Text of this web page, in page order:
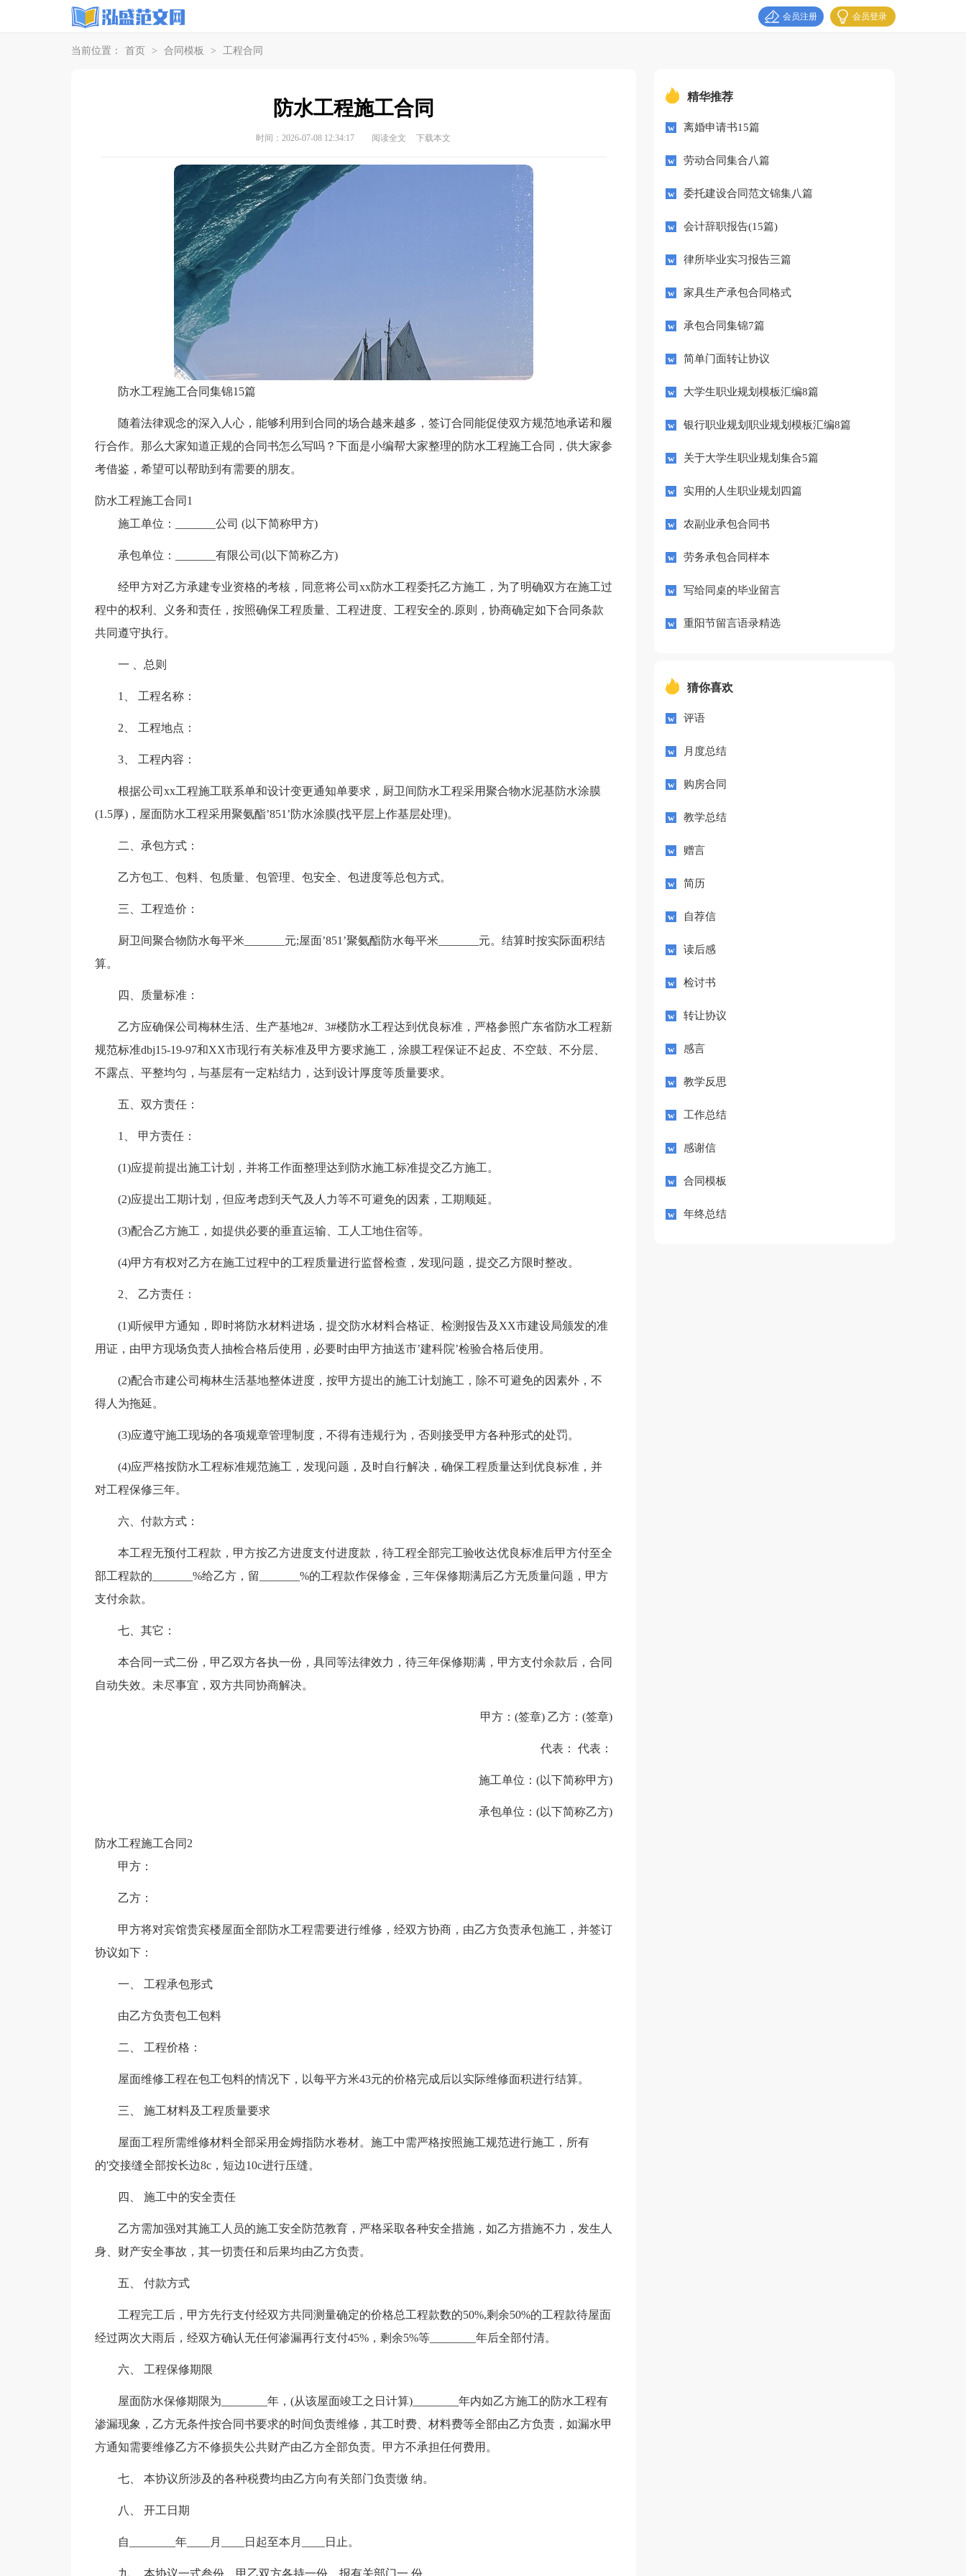
会员登录
会员注册
当前位置： 首页 > 合同模板 > 工程合同
防水工程施工合同
时间：2026-07-08 12:34:17 阅读全文 下载本文
防水工程施工合同集锦15篇
随着法律观念的深入人心，能够利用到合同的场合越来越多，签订合同能促使双方规范地承诺和履
行合作。那么大家知道正规的合同书怎么写吗？下面是小编帮大家整理的防水工程施工合同，供大家参
考借鉴，希望可以帮助到有需要的朋友。
防水工程施工合同1
施工单位：_______公司 (以下简称甲方)
承包单位：_______有限公司(以下简称乙方)
经甲方对乙方承建专业资格的考核，同意将公司xx防水工程委托乙方施工，为了明确双方在施工过
程中的权利、义务和责任，按照确保工程质量、工程进度、工程安全的.原则，协商确定如下合同条款
共同遵守执行。
一 、总则
1、 工程名称：
2、 工程地点：
3、 工程内容：
根据公司xx工程施工联系单和设计变更通知单要求，厨卫间防水工程采用聚合物水泥基防水涂膜
(1.5厚)，屋面防水工程采用聚氨酯’851’防水涂膜(找平层上作基层处理)。
二、承包方式：
乙方包工、包料、包质量、包管理、包安全、包进度等总包方式。
三、工程造价：
厨卫间聚合物防水每平米_______元;屋面’851’聚氨酯防水每平米_______元。结算时按实际面积结
算。
四、质量标准：
乙方应确保公司梅林生活、生产基地2#、3#楼防水工程达到优良标准，严格参照广东省防水工程新
规范标准dbj15-19-97和XX市现行有关标准及甲方要求施工，涂膜工程保证不起皮、不空鼓、不分层、
不露点、平整均匀，与基层有一定粘结力，达到设计厚度等质量要求。
五、双方责任：
1、 甲方责任：
(1)应提前提出施工计划，并将工作面整理达到防水施工标准提交乙方施工。
(2)应提出工期计划，但应考虑到天气及人力等不可避免的因素，工期顺延。
(3)配合乙方施工，如提供必要的垂直运输、工人工地住宿等。
(4)甲方有权对乙方在施工过程中的工程质量进行监督检查，发现问题，提交乙方限时整改。
2、 乙方责任：
(1)听候甲方通知，即时将防水材料进场，提交防水材料合格证、检测报告及XX市建设局颁发的准
用证，由甲方现场负责人抽检合格后使用，必要时由甲方抽送市’建科院’检验合格后使用。
(2)配合市建公司梅林生活基地整体进度，按甲方提出的施工计划施工，除不可避免的因素外，不
得人为拖延。
(3)应遵守施工现场的各项规章管理制度，不得有违规行为，否则接受甲方各种形式的处罚。
(4)应严格按防水工程标准规范施工，发现问题，及时自行解决，确保工程质量达到优良标准，并
对工程保修三年。
六、付款方式：
本工程无预付工程款，甲方按乙方进度支付进度款，待工程全部完工验收达优良标准后甲方付至全
部工程款的_______%给乙方，留_______%的工程款作保修金，三年保修期满后乙方无质量问题，甲方
支付余款。
七、其它：
本合同一式二份，甲乙双方各执一份，具同等法律效力，待三年保修期满，甲方支付余款后，合同
自动失效。未尽事宜，双方共同协商解决。
甲方：(签章) 乙方：(签章)
代表： 代表：
施工单位：(以下简称甲方)
承包单位：(以下简称乙方)
防水工程施工合同2
甲方：
乙方：
甲方将对宾馆贵宾楼屋面全部防水工程需要进行维修，经双方协商，由乙方负责承包施工，并签订
协议如下：
一、 工程承包形式
由乙方负责包工包料
二、 工程价格：
屋面维修工程在包工包料的情况下，以每平方米43元的价格完成后以实际维修面积进行结算。
三、 施工材料及工程质量要求
屋面工程所需维修材料全部采用金姆指防水卷材。施工中需严格按照施工规范进行施工，所有
的'交接缝全部按长边8c，短边10c进行压缝。
四、 施工中的安全责任
乙方需加强对其施工人员的施工安全防范教育，严格采取各种安全措施，如乙方措施不力，发生人
身、财产安全事故，其一切责任和后果均由乙方负责。
五、 付款方式
工程完工后，甲方先行支付经双方共同测量确定的价格总工程款数的50%,剩余50%的工程款待屋面
经过两次大雨后，经双方确认无任何渗漏再行支付45%，剩余5%等________年后全部付清。
六、 工程保修期限
屋面防水保修期限为________年，(从该屋面竣工之日计算)________年内如乙方施工的防水工程有
渗漏现象，乙方无条件按合同书要求的时间负责维修，其工时费、材料费等全部由乙方负责，如漏水甲
方通知需要维修乙方不修损失公共财产由乙方全部负责。甲方不承担任何费用。
七、 本协议所涉及的各种税费均由乙方向有关部门负责缴 纳。
八、 开工日期
自________年____月____日起至本月____日止。
九、 本协议一式叁份，甲乙双方各持一份，报有关部门一 份。
精华推荐
离婚申请书15篇
劳动合同集合八篇
委托建设合同范文锦集八篇
会计辞职报告(15篇)
律所毕业实习报告三篇
家具生产承包合同格式
承包合同集锦7篇
简单门面转让协议
大学生职业规划模板汇编8篇
银行职业规划职业规划模板汇编8篇
关于大学生职业规划集合5篇
实用的人生职业规划四篇
农副业承包合同书
劳务承包合同样本
写给同桌的毕业留言
重阳节留言语录精选
猜你喜欢
评语
月度总结
购房合同
教学总结
赠言
简历
自荐信
读后感
检讨书
转让协议
感言
教学反思
工作总结
感谢信
合同模板
年终总结